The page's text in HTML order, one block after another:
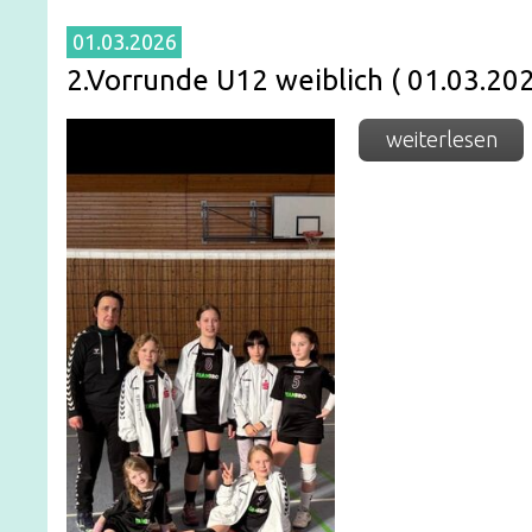
01.03.2026
2.Vorrunde U12 weiblich (
weiterlesen